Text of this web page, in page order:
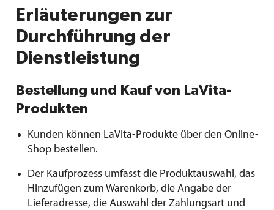
Erläuterungen zur
Durchführung der
Dienstleistung
Bestellung und Kauf von LaVita-
Produkten
Kunden können LaVita-Produkte über den Online-
Shop bestellen.
Der Kaufprozess umfasst die Produktauswahl, das
Hinzufügen zum Warenkorb, die Angabe der
Lieferadresse, die Auswahl der Zahlungsart und